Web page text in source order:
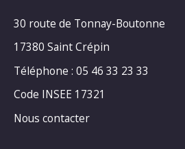
30 route de Tonnay-Boutonne
17380 Saint Crépin
Téléphone : 05 46 33 23 33
Code INSEE 17321
Nous contacter